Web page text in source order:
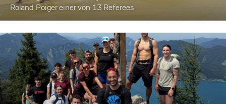
Roland Poiger einer von 13 Referees